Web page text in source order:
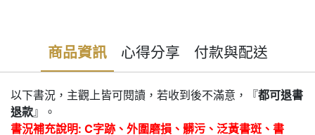
商品資訊 心得分享 付款與配送
以下書況，主觀上皆可閱讀，若收到後不滿意，『都可退書
退款』。
書況補充說明: C字跡、外圍磨損、髒污、泛黃書斑、書